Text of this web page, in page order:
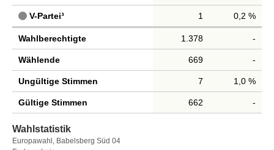
V-Partei³ 1 0,2 %
Wahlberechtigte 1.378 -
Wählende 669 -
Ungültige Stimmen 7 1,0 %
Gültige Stimmen 662 -
Wahlstatistik
Wahlstatistik
Europawahl, Babelsberg Süd 04